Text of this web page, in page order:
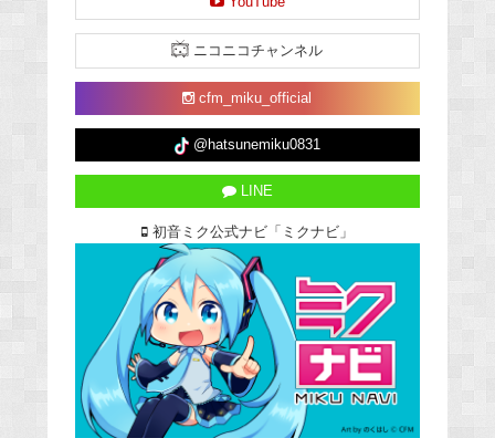
ニコニコチャンネル
cfm_miku_official
@hatsunemiku0831
LINE
初音ミク公式ナビ「ミクナビ」